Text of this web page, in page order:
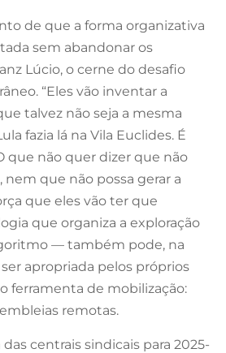
de que a forma organizativa
sem abandonar os
Lúcio, o cerne do desafio
“Eles vão inventar a
talvez não seja a mesma
fazia lá na Vila Euclides. É
que não quer dizer que não
que não possa gerar a
que eles vão ter que
que organiza a exploração
— também pode, na
apropriada pelos próprios
ferramenta de mobilização:
remotas.
centrais sindicais para 2025-